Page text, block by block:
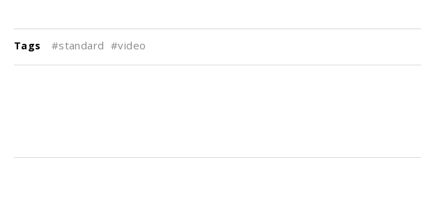
Tags #standard #video